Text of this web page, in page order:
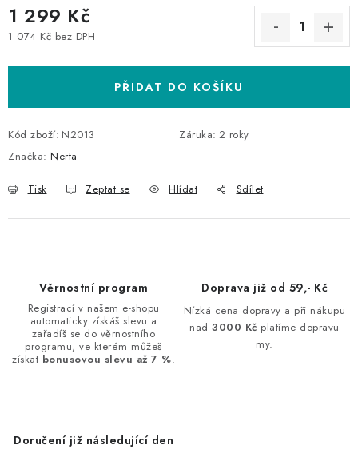
1 299 Kč
1 074 Kč bez DPH
PŘIDAT DO KOŠÍKU
Kód zboží: N2013 Záruka: 2 roky
Značka: Nerta
Tisk Zeptat se Hlídat Sdílet
Věrnostní program
Registrací v našem e-shopu
automaticky získáš slevu a
zařadíš se do věrnostního
programu, ve kterém můžeš
získat bonusovou slevu až 7 %.
Doprava již od 59,- Kč
Nízká cena dopravy a při nákupu
nad3000 Kč platíme dopravu
my.
Doručení již následující den